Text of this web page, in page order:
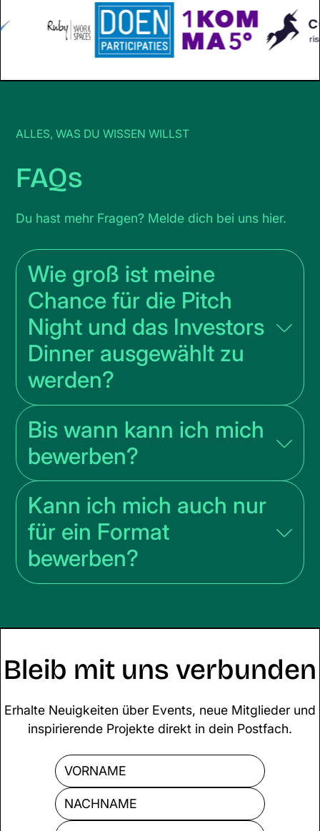
ALLES, WAS DU WISSEN WILLST
FAQs
Du hast mehr Fragen? Melde dich bei uns hier.
Wie groß ist meine
Chance für die Pitch
Night und das Investors
Dinner ausgewählt zu
werden?
Bis wann kann ich mich
bewerben?
Kann ich mich auch nur
für ein Format
bewerben?
Bleib mit uns verbunden
Erhalte Neuigkeiten über Events, neue Mitglieder und
inspirierende Projekte direkt in dein Postfach.